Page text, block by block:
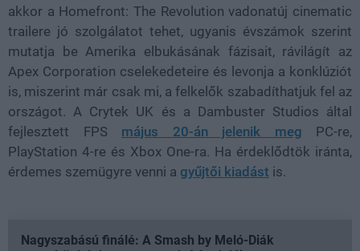
akkor a Homefront: The Revolution vadonatúj cinematic
trailere jó szolgálatot tehet, ugyanis évszámok szerint
mutatja be Amerika elbukásának fázisait, rávilágít az
Apex Corporation cselekedeteire és levonja a konklúziót
is, miszerint már csak mi, a felkelők szabadíthatjuk fel az
országot. A Crytek UK és a Dambuster Studios által
fejlesztett FPS május 20-án jelenik meg PC-re,
PlayStation 4-re és Xbox One-ra. Ha érdeklődtök iránta,
érdemes szemügyre venni a gyűjtői kiadást is.
Nagyszabású finálé: A Smash by Meló-Diák